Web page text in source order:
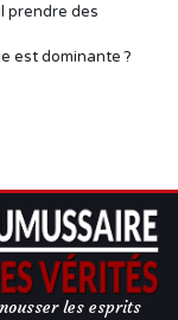
prendre des
est dominante ?
les esprits